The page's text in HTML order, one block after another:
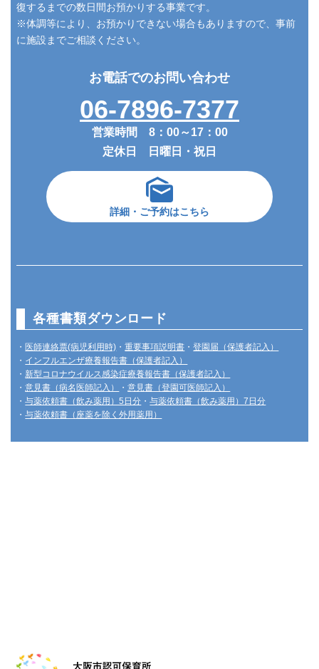
復するまでの数日間お預かりする事業です。
※体調等により、お預かりできない場合もありますので、事前
に施設までご相談ください。
お電話でのお問い合わせ
06-7896-7377
営業時間 8：00～17：00
定休日 日曜日・祝日
詳細・ご予約はこちら
各種書類ダウンロード
・ 医師連絡票(病児利用時) ・重要事項説明書 ・登園届（保護者記入）
・ インフルエンザ療養報告書（保護者記入）
・ 新型コロナウイルス感染症療養報告書（保護者記入）
・意見書（病名医師記入） ・意見書（登園可医師記入）
・与薬依頼書（飲み薬用）5日分 ・与薬依頼書（飲み薬用）7日分
・与薬依頼書（座薬を除く外用薬用）